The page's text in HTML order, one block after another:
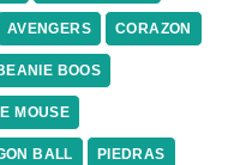
AVENGERS CORAZON
BOOS
MOUSE
BALL PIEDRAS